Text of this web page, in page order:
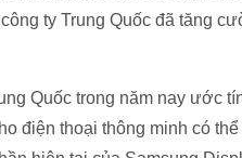
ty Trung Quốc đã tăng
Quốc trong năm nay ước
điện thoại thông minh có